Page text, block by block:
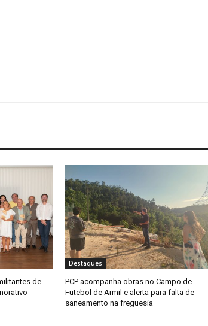
de
Destaques
PCP acompanha obras no Campo de
Futebol de Armil e alerta para falta de
saneamento na freguesia